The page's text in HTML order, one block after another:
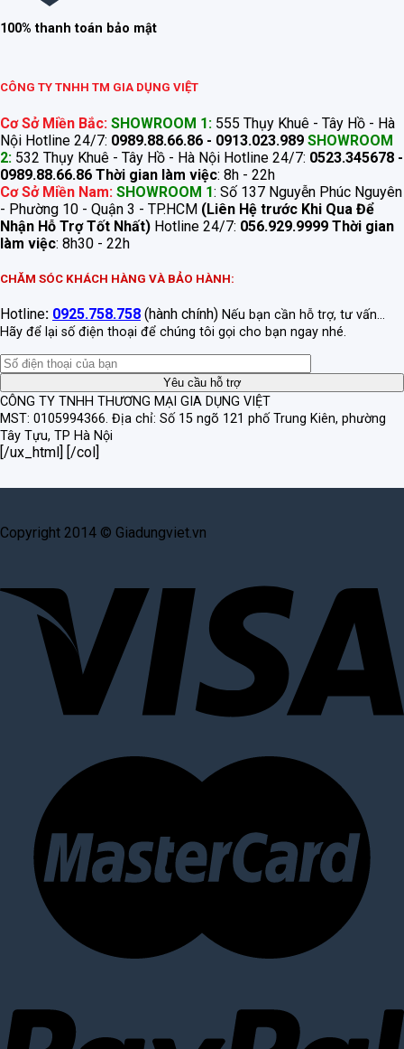
100% thanh toán bảo mật
CÔNG TY TNHH TM GIA DỤNG VIỆT
Cơ Sở Miền Bắc: SHOWROOM 1: 555 Thụy Khuê - Tây Hồ - Hà
Nội Hotline 24/7: 0989.88.66.86 - 0913.023.989 SHOWROOM
2: 532 Thụy Khuê - Tây Hồ - Hà Nội Hotline 24/7: 0523.345678 -
0989.88.66.86 Thời gian làm việc: 8h - 22h
Cơ Sở Miền Nam: SHOWROOM 1: Số 137 Nguyễn Phúc Nguyên
- Phường 10 - Quận 3 - TP.HCM (Liên Hệ trước Khi Qua Để
Nhận Hỗ Trợ Tốt Nhất) Hotline 24/7: 056.929.9999 Thời gian
làm việc: 8h30 - 22h
CHĂM SÓC KHÁCH HÀNG VÀ BẢO HÀNH:
Hotline: 0925.758.758 (hành chính) Nếu bạn cần hỗ trợ, tư vấn...
Hãy để lại số điện thoại để chúng tôi gọi cho bạn ngay nhé.
CÔNG TY TNHH THƯƠNG MẠI GIA DỤNG VIỆT
MST: 0105994366. Địa chỉ: Số 15 ngõ 121 phố Trung Kiên, phường
Tây Tựu, TP Hà Nội
[/ux_html] [/col]
Copyright 2014 © Giadungviet.vn